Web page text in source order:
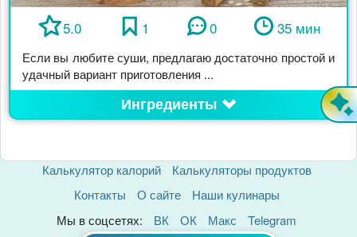
5.0 1 0 35 мин
Если вы любите суши, предлагаю достаточно простой и
удачный вариант приготовления ...
Ингредиенты
Калькулятор калорий
Калькуляторы продуктов
Контакты
О сайте
Наши кулинары
Мы в соцсетях:
ВК ОК Макс Telegram